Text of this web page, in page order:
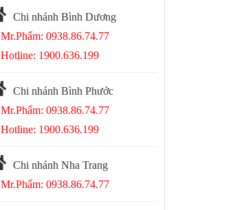
Chi nhánh Bình Dương
Mr.Phẩm: 0938.86.74.77
Hotline: 1900.636.199
Chi nhánh Bình Phước
Mr.Phẩm: 0938.86.74.77
Hotline: 1900.636.199
Chi nhánh Nha Trang
Mr.Phẩm: 0938.86.74.77